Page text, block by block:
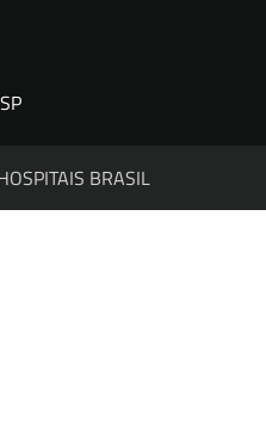
BRASIL